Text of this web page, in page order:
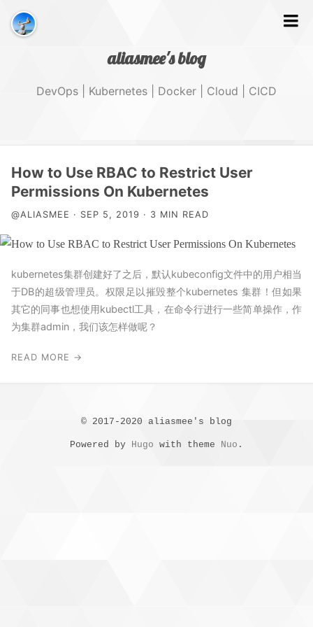
aliasmee's blog
DevOps | Kubernetes | Docker | Cloud | CICD
文字
Tags
About Me
How to Use RBAC to Restrict User
Permissions On Kubernetes
@ALIASMEE · SEP 5, 2019 · 3 MIN READ
kubernetes集群创建好了之后，默认kubeconfig文件中的用户相当
于DB的超级管理员。权限足以摧毁整个kubernetes 集群！但如果
其它的同事也想使用kubectl工具，在命令行进行一些简单操作，作
为集群admin，我们该怎样做呢？
READ MORE →
© 2017-2020 aliasmee's blog
Powered by Hugo with theme Nuo .